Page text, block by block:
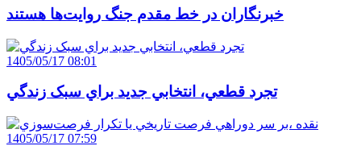
خبرنگاران در خط مقدم جنگ روايت‌ها هستند
1405/05/17 08:01
تجرد قطعي، انتخابي جديد براي سبک زندگي
1405/05/17 07:59